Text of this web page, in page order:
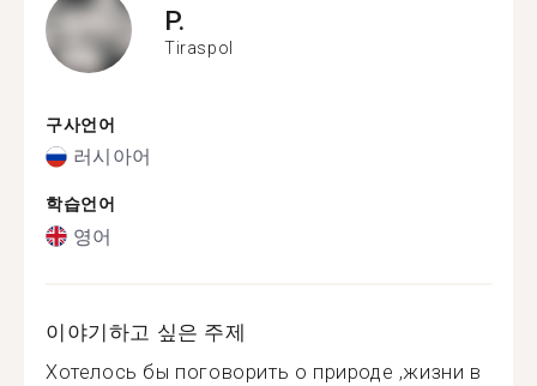
P.
Tiraspol
구사언어
러시아어
학습언어
영어
이야기하고 싶은 주제
Хотелось бы поговорить о природе ,жизни в